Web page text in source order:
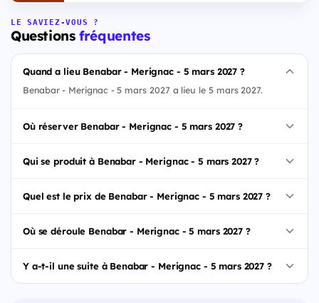
LE SAVIEZ-VOUS ?
Questionsfréquentes
Quand a lieu Benabar - Merignac - 5 mars 2027 ?
Benabar - Merignac - 5 mars 2027 a lieu le 5 mars 2027.
Où réserver Benabar - Merignac - 5 mars 2027 ?
Qui se produit à Benabar - Merignac - 5 mars 2027 ?
Quel est le prix de Benabar - Merignac - 5 mars 2027 ?
Où se déroule Benabar - Merignac - 5 mars 2027 ?
Y a-t-il une suite à Benabar - Merignac - 5 mars 2027 ?